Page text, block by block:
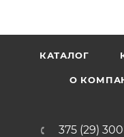
КАТАЛОГ
О
375 (29)